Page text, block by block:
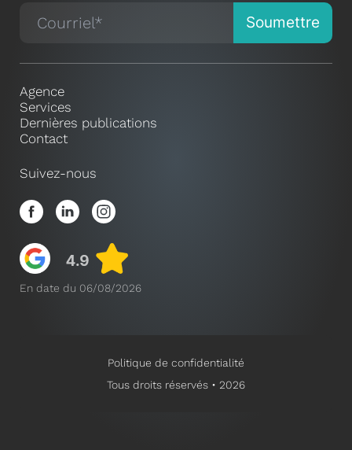
Agence
Services
Dernières publications
Contact
Suivez-nous
En date du 06/08/2026
Politique de confidentialité
Tous droits réservés • 2026